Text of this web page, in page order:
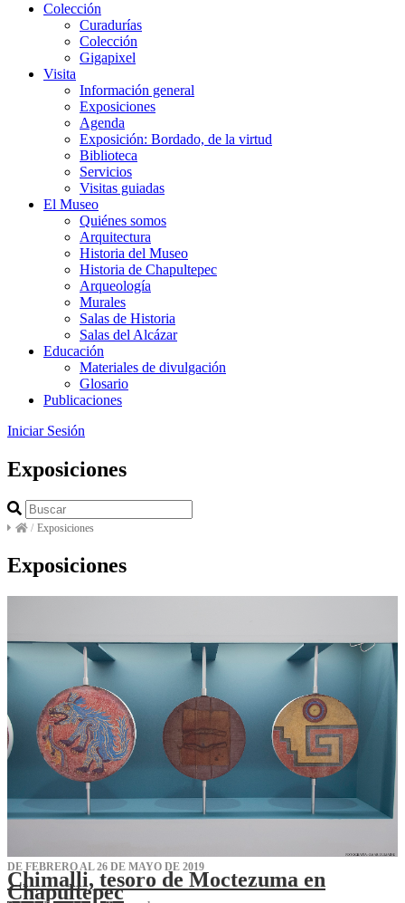
Colección
Curadurías
Colección
Gigapixel
Visita
Información general
Exposiciones
Agenda
Exposición: Bordado, de la virtud
Biblioteca
Servicios
Visitas guiadas
El Museo
Quiénes somos
Arquitectura
Historia del Museo
Historia de Chapultepec
Arqueología
Murales
Salas de Historia
Salas del Alcázar
Educación
Materiales de divulgación
Glosario
Publicaciones
Iniciar Sesión
Exposiciones
/ Exposiciones
Exposiciones
DE FEBRERO AL 26 DE MAYO DE 2019
Chimalli, tesoro de Moctezuma en
Chapultepec